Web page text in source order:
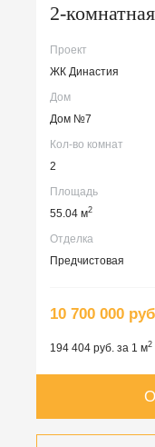
2-
Проект
ЖК Династия
Дом
Дом №7
Кол-во комнат
2
Площадь
55.04 м2
Отделка
Предчистовая
10 700 000
194 404 руб. за 1 м2